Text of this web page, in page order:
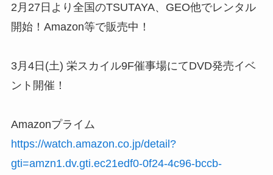
2月27日より全国のTSUTAYA、GEO他でレンタル
開始！Amazon等で販売中！
3月4日(土) 栄スカイル9F催事場にてDVD発売イベ
ント開催！
Amazonプライム
https://watch.amazon.co.jp/detail?
gti=amzn1.dv.gti.ec21edf0-0f24-4c96-bccb-